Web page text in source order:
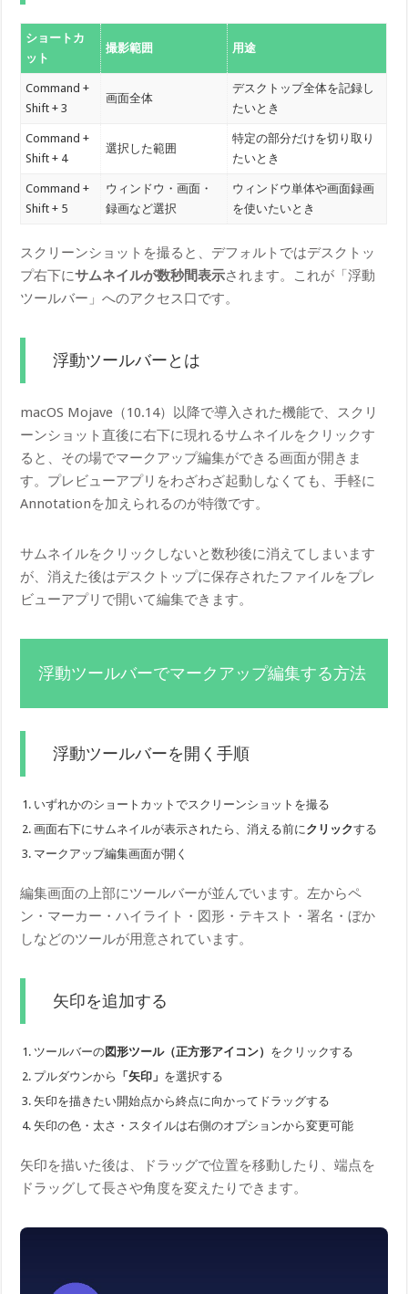
ショートカ
ット
撮影範囲 用途
Command +
Shift + 3
画面全体
デスクトップ全体を記録し
たいとき
Command +
Shift + 4
選択した範囲
特定の部分だけを切り取り
たいとき
Command +
Shift + 5
ウィンドウ・画面・
録画など選択
ウィンドウ単体や画面録画
を使いたいとき
スクリーンショットを撮ると、デフォルトではデスクトッ
プ右下にサムネイルが数秒間表示されます。これが「浮動
ツールバー」へのアクセス口です。
浮動ツールバーとは
macOS Mojave（10.14）以降で導入された機能で、スクリ
ーンショット直後に右下に現れるサムネイルをクリックす
ると、その場でマークアップ編集ができる画面が開きま
す。プレビューアプリをわざわざ起動しなくても、手軽に
Annotationを加えられるのが特徴です。
サムネイルをクリックしないと数秒後に消えてしまいます
が、消えた後はデスクトップに保存されたファイルをプレ
ビューアプリで開いて編集できます。
浮動ツールバーでマークアップ編集する方法
浮動ツールバーを開く手順
いずれかのショートカットでスクリーンショットを撮る
画面右下にサムネイルが表示されたら、消える前にクリックする
マークアップ編集画面が開く
編集画面の上部にツールバーが並んでいます。左からペ
ン・マーカー・ハイライト・図形・テキスト・署名・ぼか
しなどのツールが用意されています。
矢印を追加する
ツールバーの図形ツール（正方形アイコン） をクリックする
プルダウンから 「矢印」 を選択する
矢印を描きたい開始点から終点に向かってドラッグする
矢印の色・太さ・スタイルは右側のオプションから変更可能
矢印を描いた後は、ドラッグで位置を移動したり、端点を
ドラッグして長さや角度を変えたりできます。